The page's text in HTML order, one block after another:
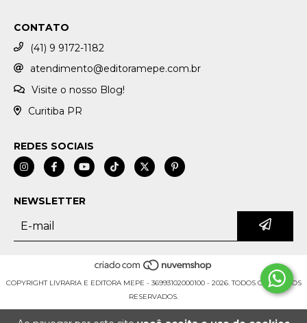
CONTATO
(41) 9 9172-1182
atendimento@editoramepe.com.br
Visite o nosso Blog!
Curitiba PR
REDES SOCIAIS
NEWSLETTER
COPYRIGHT LIVRARIA E EDITORA MEPE - 36993102000100 - 2026. TODOS OS DIREITOS
RESERVADOS.